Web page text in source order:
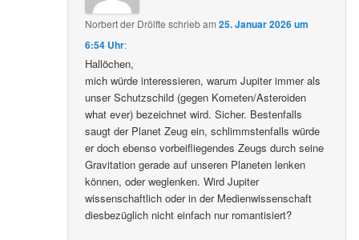
Norbert der Drölfte schriebam25. Januar 2026 um
6:54 Uhr:
Hallöchen,
mich würde interessieren, warum Jupiter immer als
unser Schutzschild (gegen Kometen/Asteroiden
what ever) bezeichnet wird. Sicher. Bestenfalls
saugt der Planet Zeug ein, schlimmstenfalls würde
er doch ebenso vorbeifliegendes Zeugs durch seine
Gravitation gerade auf unseren Planeten lenken
können, oder weglenken. Wird Jupiter
wissenschaftlich oder in der Medienwissenschaft
diesbezüglich nicht einfach nur romantisiert?